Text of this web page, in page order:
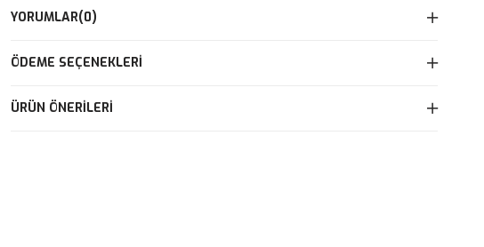
YORUMLAR(0)
ÖDEME SEÇENEKLERI
ÜRÜN ÖNERILERI